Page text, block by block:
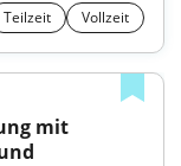
Teilzeit Vollzeit
mit